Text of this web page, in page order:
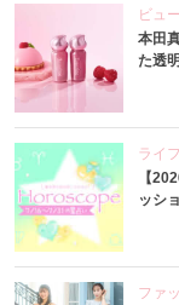
ビュ
本田
た透
ライ
【
ッシ
ファ